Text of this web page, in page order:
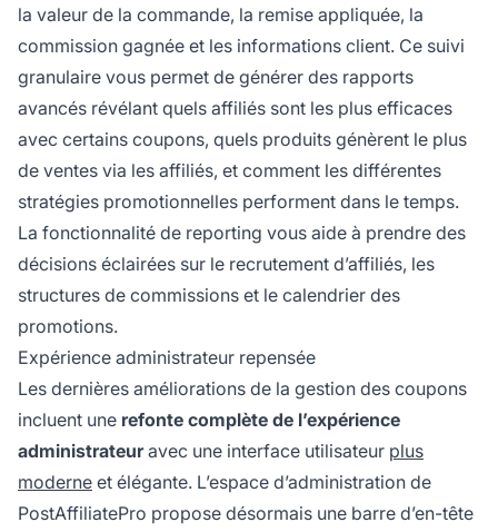
la valeur de la commande, la remise appliquée, la
commission gagnée et les informations client. Ce suivi
granulaire vous permet de générer des rapports
avancés révélant quels affiliés sont les plus efficaces
avec certains coupons, quels produits génèrent le plus
de ventes via les affiliés, et comment les différentes
stratégies promotionnelles performent dans le temps.
La fonctionnalité de reporting vous aide à prendre des
décisions éclairées sur le recrutement d’affiliés, les
structures de commissions et le calendrier des
promotions.
Expérience administrateur repensée
Les dernières améliorations de la gestion des coupons
incluent une refonte complète de l’expérience
administrateuravec une interface utilisateur plus
moderne et élégante. L’espace d’administration de
PostAffiliatePro propose désormais une barre d’en-tête